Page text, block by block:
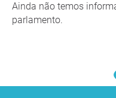
Ainda não temos
parlamento.